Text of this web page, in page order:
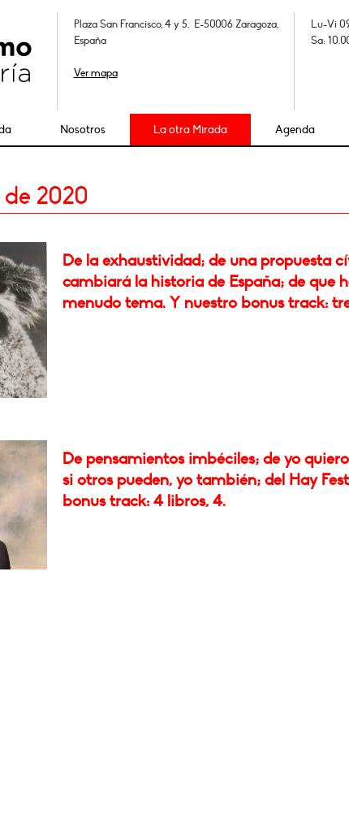
Plaza San Francisco, 4 y 5. E-50006 Zaragoza,
España
Ver mapa
Lu-Vi
Sa:
Nosotros La otra Mirada Agenda
2020
De la exhaustividad; de una propuesta
cambiará la historia de España; de que
menudo tema. Y nuestro bonus track:
De pensamientos imbéciles; de yo
si otros pueden, yo también; del Hay
bonus track: 4 libros, 4.